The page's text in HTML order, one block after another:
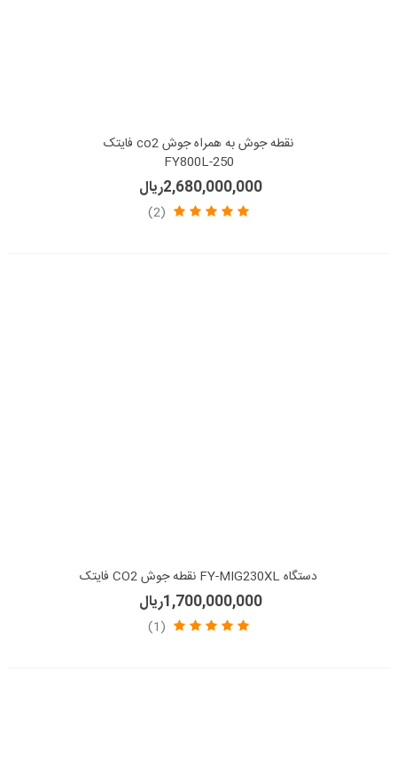
نقطه جوش به همراه جوش co2 فایتک
FY800L-250
2,680,000,000ریال
(2)
دستگاه FY-MIG230XL نقطه جوش CO2 فایتک
1,700,000,000ریال
(1)